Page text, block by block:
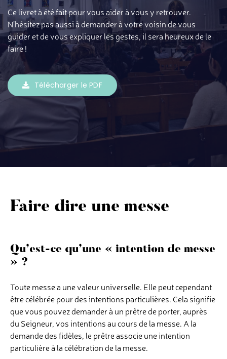
Ce livret à été fait pour vous aider à vous y retrouver.
N’hésitez pas aussi à demander à votre voisin de vous
guider et de vous expliquer les gestes, il sera heureux de le
faire !
Télécharger le PDF
Faire dire une messe
Qu’est-ce qu’une « intention de messe
» ?
Toute messe a une valeur universelle. Elle peut cependant
être célébrée pour des intentions particulières. Cela signifie
que vous pouvez demander à un prêtre de porter, auprès
du Seigneur, vos intentions au cours de la messe. A la
demande des fidèles, le prêtre associe une intention
particulière à la célébration de la messe.